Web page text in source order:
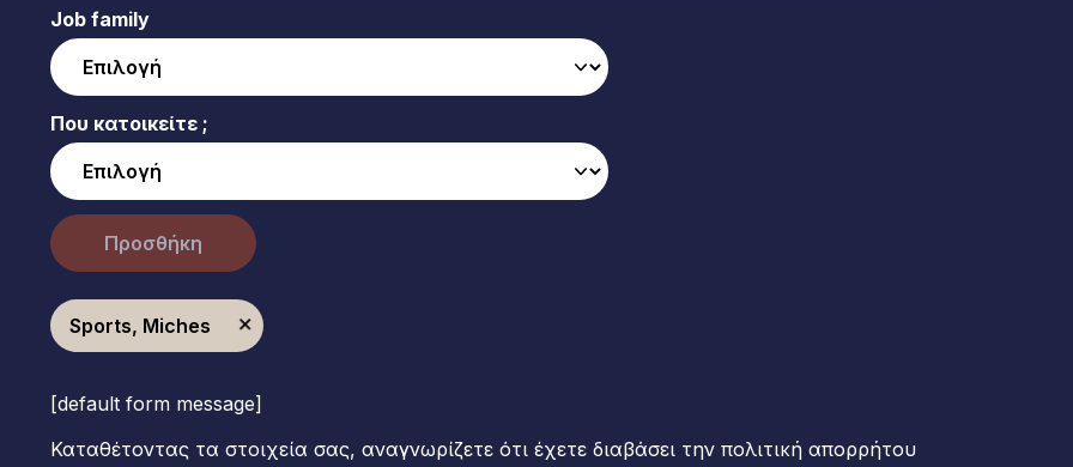
Job family
Που κατοικείτε ;
Προσθήκη
Sports, Miches
[default form message]
Καταθέτοντας τα στοιχεία σας, αναγνωρίζετε ότι έχετε διαβάσει την πολιτική απορρήτου